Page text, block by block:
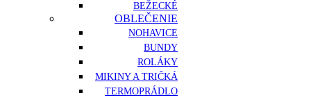
BEŽECKÉ
OBLEČENIE
NOHAVICE
BUNDY
ROLÁKY
MIKINY A TRIČKÁ
TERMOPRÁDLO